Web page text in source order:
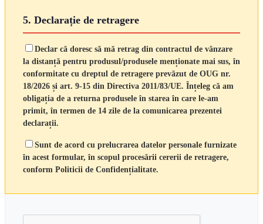
5. Declarație de retragere
Declar că doresc să mă retrag din contractul de vânzare
la distanță pentru produsul/produsele menționate mai sus, în
conformitate cu dreptul de retragere prevăzut de OUG nr.
18/2026 și art. 9-15 din Directiva 2011/83/UE. Înțeleg că am
obligația de a returna produsele în starea în care le-am
primit, în termen de 14 zile de la comunicarea prezentei
declarații.
Sunt de acord cu prelucrarea datelor personale furnizate
în acest formular, în scopul procesării cererii de retragere,
conform Politicii de Confidențialitate.